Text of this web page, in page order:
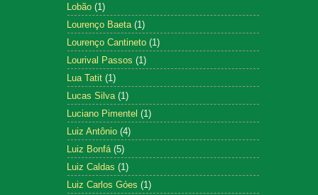
Lobão (1)
Lourenço Baeta (1)
Lourenço Cantineto (1)
Lourival Passos (1)
Lua Tatit (1)
Lucas Silva (1)
Luciano Pimentel (1)
Luiz Antônio (4)
Luiz Bonfá (5)
Luiz Caldas (1)
Luiz Carlos Góes (1)